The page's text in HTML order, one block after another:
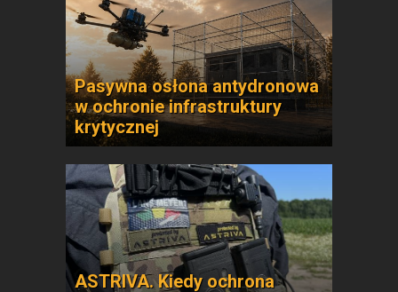
Pasywna osłona antydronowa
w ochronie infrastruktury
krytycznej
ASTRIVA. Kiedy ochrona